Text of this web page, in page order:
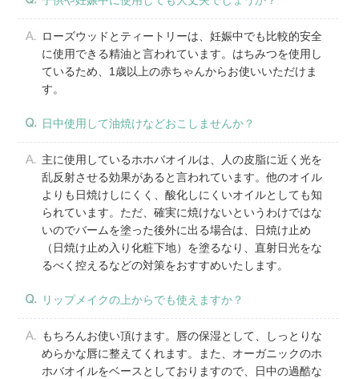
ローズウッドとティートリーは、妊娠中でも比較的安全
に使用できる精油と言われています。はちみつを使用し
ているため、1歳以上の赤ちゃんからお使いいただけま
す。
日中使用して油焼けなどおこしませんか？
主に使用しているホホバオイルは、人の皮脂に近く光を
乱反射させる効果があると言われています。他のオイル
よりも日焼けしにくく、酸化しにくいオイルとしても知
られています。ただ、確実に焼けないというわけではな
いのでバームを塗った後外に出る場合は、日焼け止め
（日焼け止め入り化粧下地）を塗るなり、直射日光をな
るべく控えるなどの対策をおすすめいたします。
リップメイクの上からでも使えますか？
もちろんお使い頂けます。唇の保湿として、しっとりな
めらかな唇に整えてくれます。また、オーガニックのホ
ホバオイルをベースとしておりますので、日中の過酷な